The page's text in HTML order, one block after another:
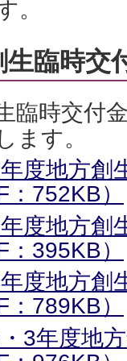
。
生臨時交
臨時交付
ます。
度地方創
：752KB）
度地方創
：395KB）
度地方創
：789KB）
3年度地